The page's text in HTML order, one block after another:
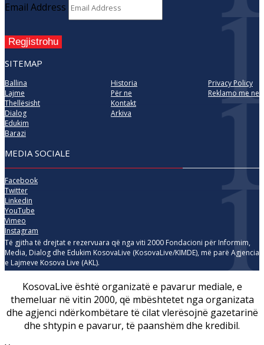
Email Address
Regjistrohu
SITEMAP
Ballina
Lajme
Thellësisht
Dialog
Edukim
Barazi
Historia
Për ne
Kontakt
Arkiva
Privacy Policy
Reklamo me ne
MEDIA SOCIALE
Facebook
Twitter
Linkedin
YouTube
Vimeo
Instagram
Të gjitha të drejtat e rezervuara që nga viti 2000 Fondacioni për Informim,
Media, Dialog dhe Edukim KosovaLive (KosovaLive/KIMDE), më parë Agjencia
e Lajmeve Kosova Live (AKL).
KosovaLive është organizatë e pavarur mediale, e
themeluar në vitin 2000, që mbështetet nga organizata
dhe agjenci ndërkombëtare të cilat vlerësojnë gazetarinë
dhe shtypin e pavarur, të paanshëm dhe kredibil.